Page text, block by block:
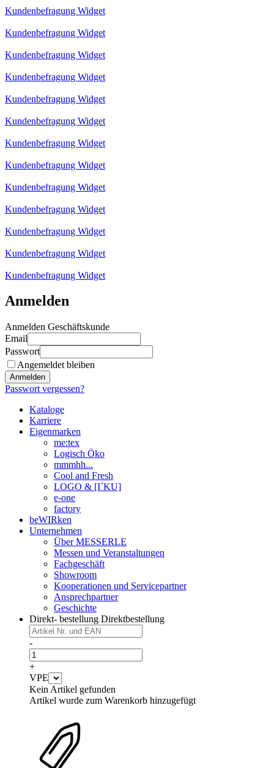
Kundenbefragung Widget
Kundenbefragung Widget
Kundenbefragung Widget
Kundenbefragung Widget
Kundenbefragung Widget
Kundenbefragung Widget
Kundenbefragung Widget
Kundenbefragung Widget
Kundenbefragung Widget
Kundenbefragung Widget
Kundenbefragung Widget
Kundenbefragung Widget
Kundenbefragung Widget
Anmelden
Anmelden Geschäftskunde
Email
Passwort
Angemeldet bleiben
Anmelden
Passwort vergessen?
Kataloge
Karriere
Eigenmarken
me:tex
Logisch Öko
mmmhh...
Cool and Fresh
LOGO & [I´KU]
e-one
factory
beWIRken
Unternehmen
Über MESSERLE
Messen und Veranstaltungen
Fachgeschäft
Showroom
Kooperationen und Servicepartner
Ansprechpartner
Geschichte
Direkt- bestellung Direktbestellung
-
+
VPE
Kein Artikel gefunden
Artikel wurde zum Warenkorb hinzugefügt